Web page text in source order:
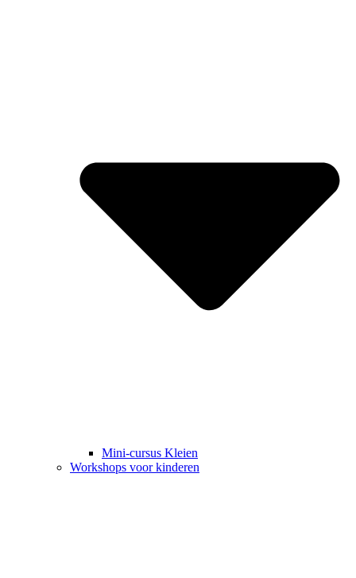
Mini-cursus Kleien
Workshops voor kinderen